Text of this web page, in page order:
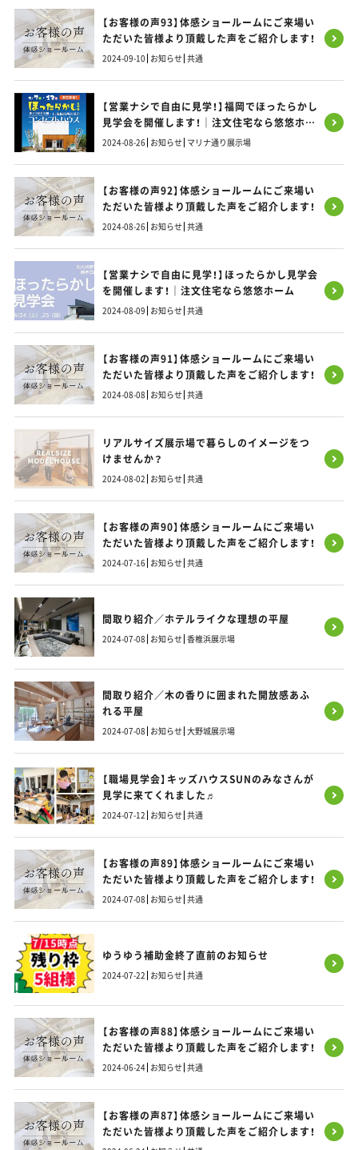
【お客様の声93】体感ショールームにご来場い
ただいた皆様より頂戴した声をご紹介します！
2024-09-10 お知らせ 共通
【営業ナシで自由に見学！】福岡でほったらかし
見学会を開催します！｜注文住宅なら悠悠ホー
ム
2024-08-26 お知らせ マリナ通り展示場
【お客様の声92】体感ショールームにご来場い
ただいた皆様より頂戴した声をご紹介します！
2024-08-26 お知らせ 共通
【営業ナシで自由に見学！】ほったらかし見学会
を開催します！｜注文住宅なら悠悠ホーム
2024-08-09 お知らせ 共通
【お客様の声91】体感ショールームにご来場い
ただいた皆様より頂戴した声をご紹介します！
2024-08-08 お知らせ 共通
リアルサイズ展示場で暮らしのイメージをつ
けませんか？
2024-08-02 お知らせ 共通
【お客様の声90】体感ショールームにご来場い
ただいた皆様より頂戴した声をご紹介します！
2024-07-16 お知らせ 共通
間取り紹介／ホテルライクな理想の平屋
2024-07-08 お知らせ 香椎浜展示場
間取り紹介／木の香りに囲まれた開放感あふ
れる平屋
2024-07-08 お知らせ 大野城展示場
【職場見学会】キッズハウスSUNのみなさんが
見学に来てくれました♬
2024-07-12 お知らせ 共通
【お客様の声89】体感ショールームにご来場い
ただいた皆様より頂戴した声をご紹介します！
2024-07-08 お知らせ 共通
ゆうゆう補助金終了直前のお知らせ
2024-07-22 お知らせ 共通
【お客様の声88】体感ショールームにご来場い
ただいた皆様より頂戴した声をご紹介します！
2024-06-24 お知らせ 共通
【お客様の声87】体感ショールームにご来場い
ただいた皆様より頂戴した声をご紹介します！